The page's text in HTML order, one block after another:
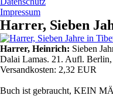
Impressum
Harrer, Sieben
Harrer, Heinrich: Sieben
Dalai Lamas. 21. Aufl.
Versandkosten: 2,32 EUR
Buch ist gebraucht, KEIN